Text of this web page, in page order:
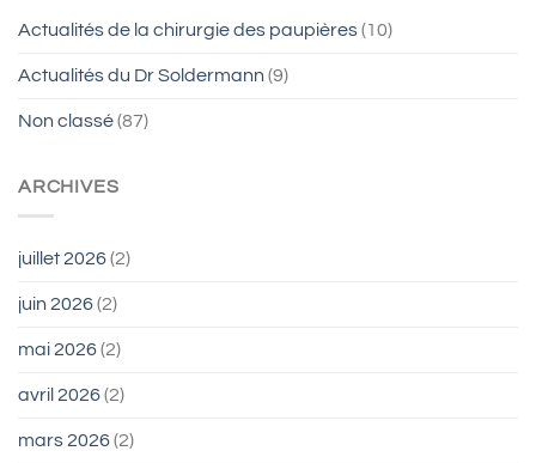
Actualités de la chirurgie des paupières(10)
Actualités du Dr Soldermann (9)
Non classé(87)
ARCHIVES
juillet 2026(2)
juin 2026(2)
mai 2026(2)
avril 2026(2)
mars 2026(2)